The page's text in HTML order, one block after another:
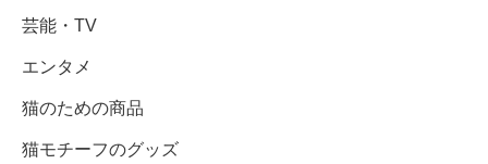
芸能・TV
エンタメ
猫のための商品
猫モチーフのグッズ